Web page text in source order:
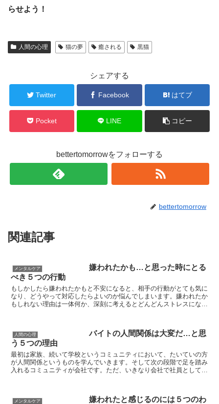
らせよう！
人間の心理 猫の夢 癒される 黒猫
シェアする
Twitter Facebook はてブ
Pocket LINE コピー
bettertomorrowをフォローする
bettertomorrow
関連記事
メンタルケア
嫌われたかも…と思った時にとる
べき５つの行動
もしかしたら嫌われたかもと不安になると、相手の行動がとても気に
なり、どうやって対応したらよいのか悩んでしまいます。嫌われたか
もしれない理由は一体何か、深刻に考えるとどんどんストレスになっ
人間の心理
バイトの人間関係は大変だ…と思
う５つの理由
最初は家族、続いて学校というコミュニティにおいて、たいていの方
が人間関係というものを学んでいきます。そして次の段階で足を踏み
入れるコミュニティが会社です。ただ、いきなり会社で社員として働
メンタルケア
嫌われたと感じるのには５つのわ